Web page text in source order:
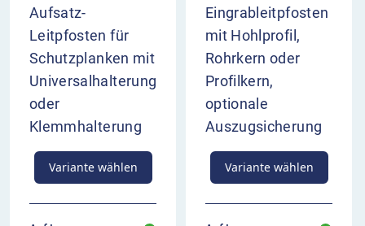
Aufsatz-
Leitpfosten für
Schutzplanken mit
Universalhalterung
oder
Klemmhalterung
Variante wählen
Eingrableitpfosten
mit Hohlprofil,
Rohrkern oder
Profilkern,
optionale
Auszugsicherung
Variante wählen